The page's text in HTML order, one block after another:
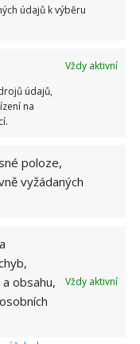
údajů k výběru
Vždy aktivní
údajů,
na
poloze,
vyžádaných
obsahu,
Vždy aktivní